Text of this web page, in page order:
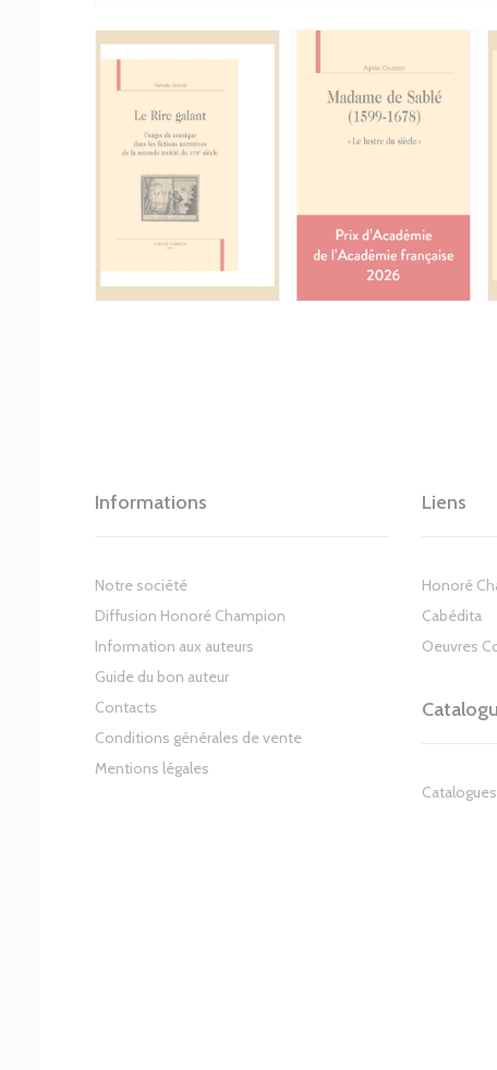
Informations
Notre société
Diffusion Honoré Champion
Information aux auteurs
Guide du bon auteur
Contacts
Conditions générales de vente
Mentions légales
Liens
Honoré
Cabédita
Oeuvres